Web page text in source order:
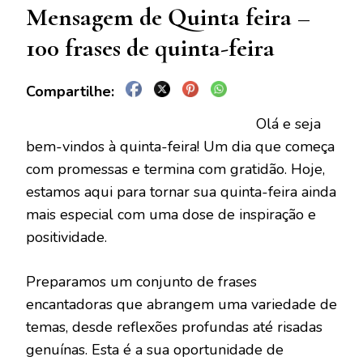
Mensagem de Quinta feira –
100 frases de quinta-feira
Olá e seja
bem-vindos à quinta-feira! Um dia que começa
com promessas e termina com gratidão. Hoje,
estamos aqui para tornar sua quinta-feira ainda
mais especial com uma dose de inspiração e
positividade.
Preparamos um conjunto de frases
encantadoras que abrangem uma variedade de
temas, desde reflexões profundas até risadas
genuínas. Esta é a sua oportunidade de